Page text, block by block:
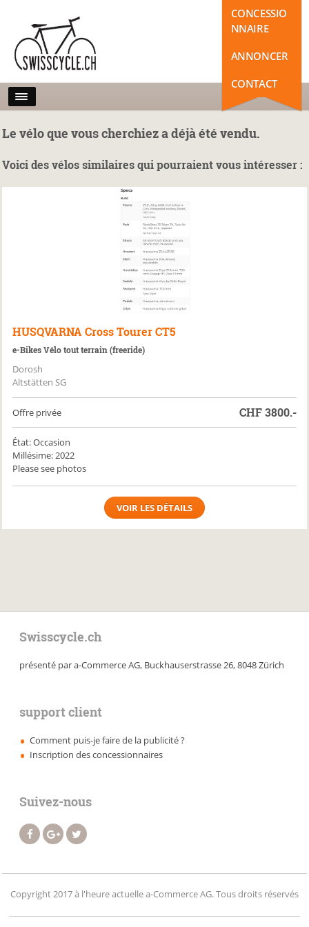
CONCESSIO
NNAIRE
ANNONCER
CONTACT
Le vélo que vous cherchiez a déjà été vendu.
Voici des vélos similaires qui pourraient vous intéresser :
HUSQVARNA Cross Tourer CT5
e-Bikes Vélo tout terrain (freeride)
Dorosh
Altstätten SG
Offre privée CHF3800.-
État: Occasion
Millésime: 2022
Please see photos
VOIR LES DÉTAILS
Swisscycle.ch
présenté par a-Commerce AG, Buckhauserstrasse 26, 8048 Zürich
support client
Comment puis-je faire de la publicité ?
Inscription des concessionnaires
Suivez-nous
Copyright 2017 à l'heure actuelle a-Commerce AG. Tous droits réservés